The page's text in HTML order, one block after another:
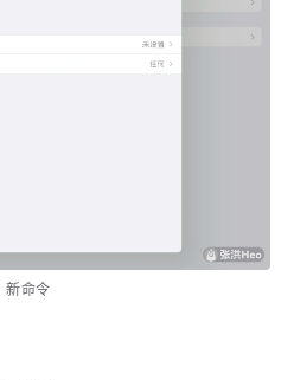
新命令